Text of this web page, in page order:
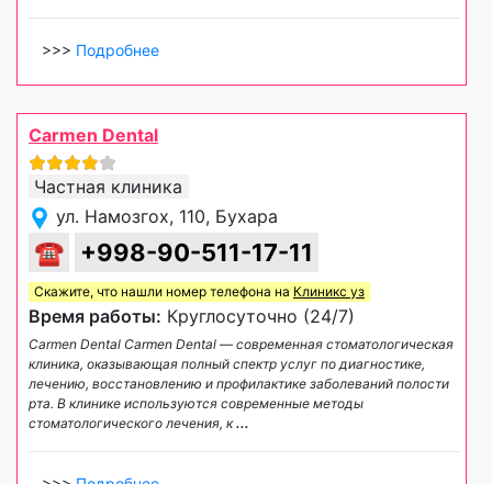
>>> Подробнее
Carmen Dental
Частная клиника
ул. Намозгох, 110, Бухара
☎ +998-90-511-17-11
Скажите, что нашли номер телефона на Клиникс уз
Время работы: Круглосуточно (24/7)
Carmen Dental Carmen Dental — современная стоматологическая
клиника, оказывающая полный спектр услуг по диагностике,
лечению, восстановлению и профилактике заболеваний полости
рта. В клинике используются современные методы
стоматологического лечения, к...